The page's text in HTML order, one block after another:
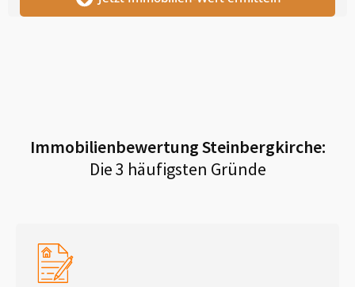
ImmobilienbewertungSteinbergkirche:
Die 3 häufigsten Gründe